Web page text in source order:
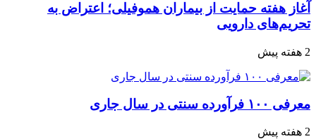
آغاز هفته حمایت از بیماران هموفیلی؛ اعتراض به
تحریم‌های دارویی
2 هفته پیش
معرفی ۱۰۰ فرآورده سنتی در سال جاری
2 هفته پیش